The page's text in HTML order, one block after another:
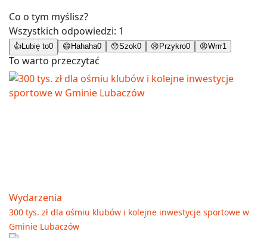
Co o tym myślisz?
Wszystkich odpowiedzi: 1
👍Lubię to0 😄 Hahaha0 😯Szok0 😢 Przykro0 😡Wrrr1
To warto przeczytać
Wydarzenia
300 tys. zł dla ośmiu klubów i kolejne inwestycje sportowe w
Gminie Lubaczów